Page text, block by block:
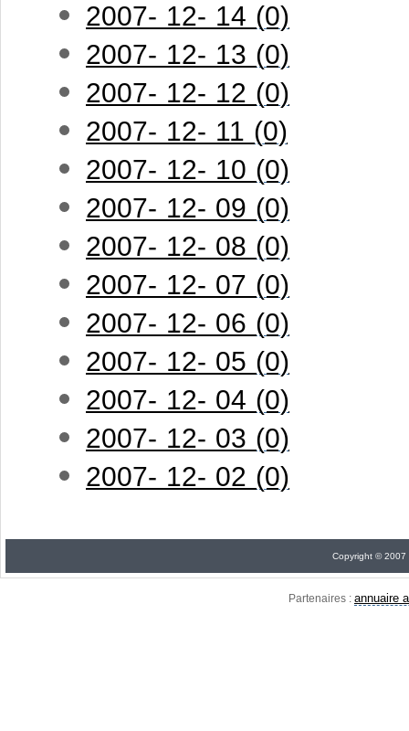
2007- 12- 14 (0)
2007- 12- 13 (0)
2007- 12- 12 (0)
2007- 12- 11 (0)
2007- 12- 10 (0)
2007- 12- 09 (0)
2007- 12- 08 (0)
2007- 12- 07 (0)
2007- 12- 06 (0)
2007- 12- 05 (0)
2007- 12- 04 (0)
2007- 12- 03 (0)
2007- 12- 02 (0)
Copyright © 2007
Partenaires : annuaire